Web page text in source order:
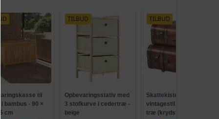
til
bambus - 90 ×
cm
TILBUD
Opbevaringsstativ med
3 stofkurve i cedertræ -
beige
TILBUD
Skattekister i
vintagestil - 2 stk. brun
træ (krydsfinér)